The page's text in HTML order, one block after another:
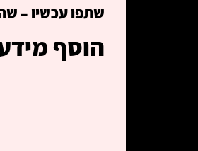
שתפו עכשיו –
הוסף